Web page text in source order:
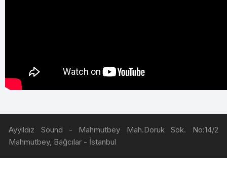
Ayyıldız Sound - Mahmutbey Mah.Doruk Sok. No:14/2
Mahmutbey, Bağcılar - İstanbul